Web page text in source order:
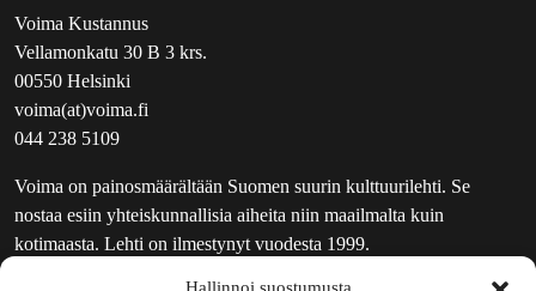
Voima Kustannus
Vellamonkatu 30 B 3 krs.
00550 Helsinki
voima(at)voima.fi
044 238 5109
Voima on painosmäärältään Suomen suurin kulttuurilehti. Se
nostaa esiin yhteiskunnallisia aiheita niin maailmalta kuin
kotimaasta. Lehti on ilmestynyt vuodesta 1999.